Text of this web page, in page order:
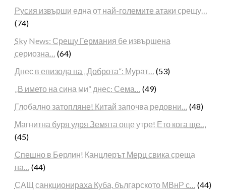
Русия извърши една от най-големите атаки срещу…
(74)
Sky News: Срещу Германия бе извършена
сериозна… (64)
Днес в епизода на „Доброта“: Мурат… (53)
„В името на сина ми“ днес: Сема… (49)
Глобално затопляне! Китай започва редовни… (48)
Магнитна буря удря Земята още утре! Ето кога ще…
(45)
Спешно в Берлин! Канцлерът Мерц свика среща
на… (44)
САЩ санкционираха Куба, българското МВнР с… (44)